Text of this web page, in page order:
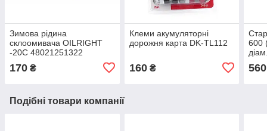
Зимова рідина
склоомивача OILRIGHT
-20C 48021251322
170 ₴
Клеми акумуляторні
дорожня карта DK-TL112
160₴
600
560
Подібні товари компанії